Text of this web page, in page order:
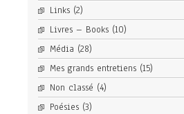
Links (2)
Livres – Books (10)
Média (28)
Mes grands entretiens (15)
Non classé (4)
Poésies (3)